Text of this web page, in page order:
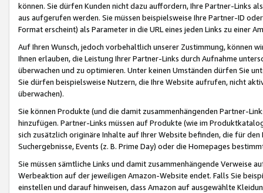
können. Sie dürfen Kunden nicht dazu auffordern, Ihre Partner-Links
aus aufgerufen werden. Sie müssen beispielsweise Ihre Partner-ID
Format erscheint) als Parameter in die URL eines jeden Links zu einer
Auf Ihren Wunsch, jedoch vorbehaltlich unserer Zustimmung, können
Ihnen erlauben, die Leistung Ihrer Partner-Links durch Aufnahme
überwachen und zu optimieren. Unter keinen Umständen dürfen Sie
Sie dürfen beispielsweise Nutzern, die Ihre Website aufrufen, nicht
überwachen).
Sie können Produkte (und die damit zusammenhängenden Partner-
hinzufügen. Partner-Links müssen auf Produkte (wie im
sich zusätzlich originäre Inhalte auf Ihrer Website befinden, die für
Suchergebnisse, Events (z. B. Prime Day) oder die Homepages
Sie müssen sämtliche Links und damit zusammenhängende
Werbeaktion auf der jeweiligen Amazon-Website endet. Falls Sie
einstellen und darauf hinweisen, dass Amazon auf ausgewählte